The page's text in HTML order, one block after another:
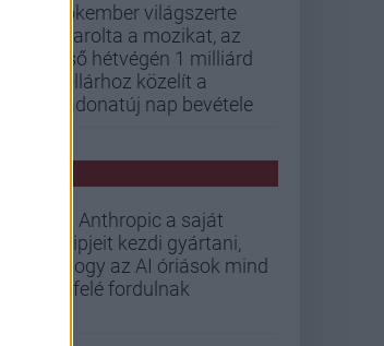
Pókember világszerte
letarolta a mozikat, az
első hétvégén 1 milliárd
dollárhoz közelít a
Vadonatúj nap bevétele
Az Anthropic a saját
chipjeit kezdi gyártani,
ahogy az AI óriások mind
befelé fordulnak